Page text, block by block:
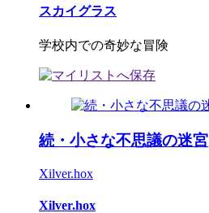
スカイグラス
学校内での奇妙な冒険
続・小さな不思議の迷宮
Xilver.hox
Xilver.hox